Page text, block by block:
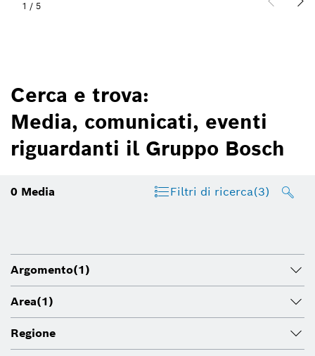
1 / 5
Cerca e trova:
Media, comunicati, eventi
riguardanti il Gruppo Bosch
0 Media Filtri di ricerca(3)
Argomento(1)
Area(1)
Regione